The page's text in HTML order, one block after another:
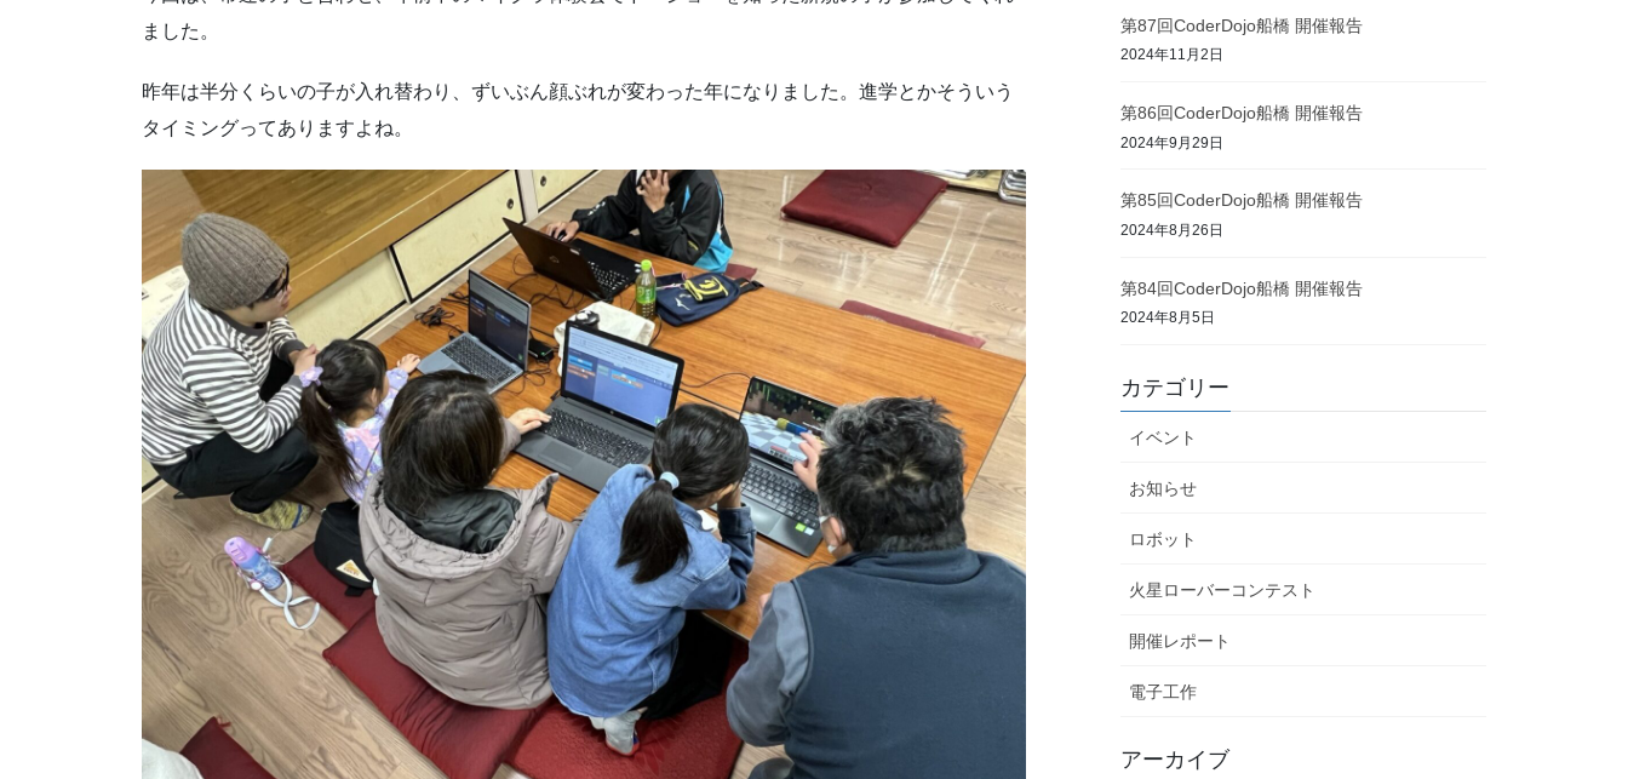
ました。
昨年は半分くらいの子が入れ替わり、ずいぶん顔ぶれが変わった年になりました。進学とかそういう
タイミングってありますよね。
第87回CoderDojo船橋 開催報告
2024年11月2日
第86回CoderDojo船橋 開催報告
2024年9月29日
第85回CoderDojo船橋 開催報告
2024年8月26日
第84回CoderDojo船橋 開催報告
2024年8月5日
カテゴリー
イベント
お知らせ
ロボット
火星ローバーコンテスト
開催レポート
電子工作
アーカイブ